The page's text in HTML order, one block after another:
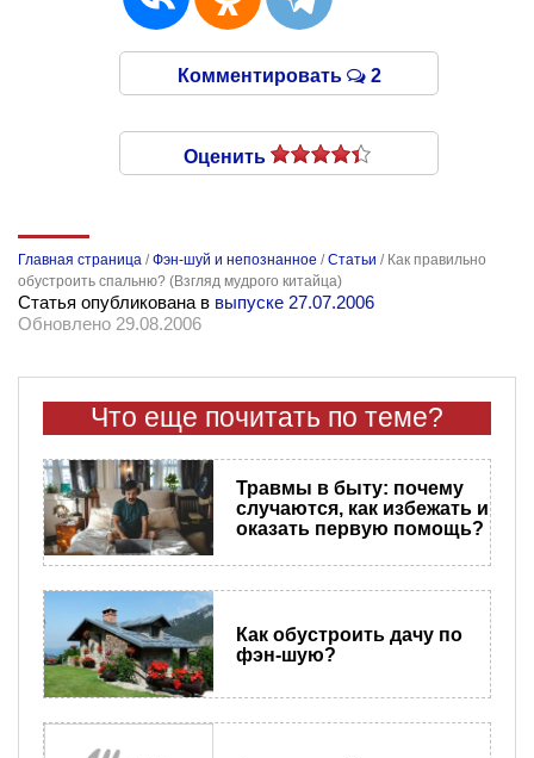
Комментировать 2
Оценить
Главная страница /Фэн-шуй и непознанное /Статьи / Как правильно
обустроить спальню? (Взгляд мудрого китайца)
Статья опубликована в выпуске 27.07.2006
Обновлено 29.08.2006
Что еще почитать по теме?
Травмы в быту: почему
случаются, как избежать и
оказать первую помощь?
Как обустроить дачу по
фэн-шую?